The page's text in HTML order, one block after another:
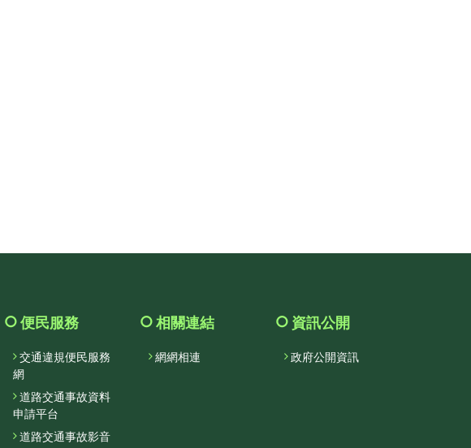
便民服務
交通違規便民服務
網
道路交通事故資料
申請平台
道路交通事故影音
相關連結
網網相連
資訊公開
政府公開資訊